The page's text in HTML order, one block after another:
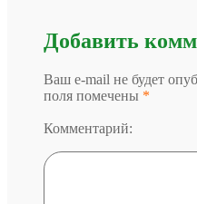
Добавить
Ваш e-mail не будет
поля помечены *
Комментарий: